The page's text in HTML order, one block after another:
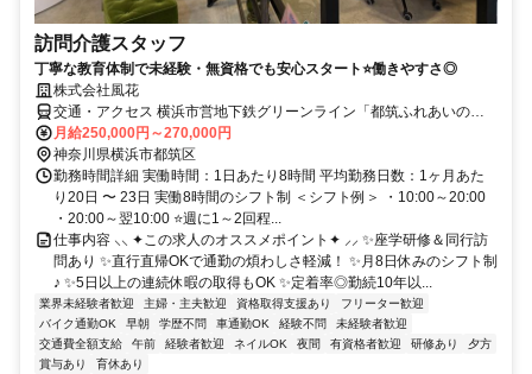
訪問介護スタッフ
丁寧な教育体制で未経験・無資格でも安心スタート⭐働きやすさ◎
株式会社風花
交通・アクセス 横浜市営地下鉄グリーンライン「都筑ふれあいの丘
駅」より徒歩3分★交通費全額支給
月給250,000円～270,000円
神奈川県横浜市都筑区
勤務時間詳細 実働時間：1日あたり8時間 平均勤務日数：1ヶ月あた
り20日 〜 23日 実働8時間のシフト制 ＜シフト例＞ ・10:00～20:00
・20:00～翌10:00 ⭐週に1～2回程...
仕事内容 ⸜⸜ ✦この求人のオススメポイント✦ ⸝⸝ ✨座学研修＆同行訪
問あり ✨直行直帰OKで通勤の煩わしさ軽減！ ✨月8日休みのシフト制
♪ ✨5日以上の連続休暇の取得もOK ✨定着率◎勤続10年以...
業界未経験者歓迎 主婦・主夫歓迎 資格取得支援あり
フリーター歓迎
バイク通勤OK
早朝 学歴不問 車通勤OK 経験不問
未経験者歓迎
交通費全額支給
午前 経験者歓迎 ネイルOK 夜間 有資格者歓迎 研修あり
夕方
賞与あり
育休あり